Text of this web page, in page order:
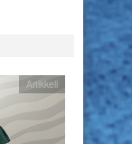
Artikkeli